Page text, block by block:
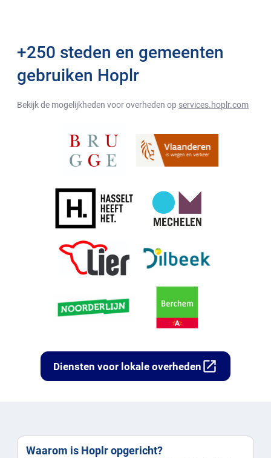
+250 steden en gemeenten
gebruiken Hoplr
Bekijk de mogelijkheden voor overheden op services.hoplr.com
Diensten voor lokale overheden open_in_new
Waarom is Hoplr opgericht?